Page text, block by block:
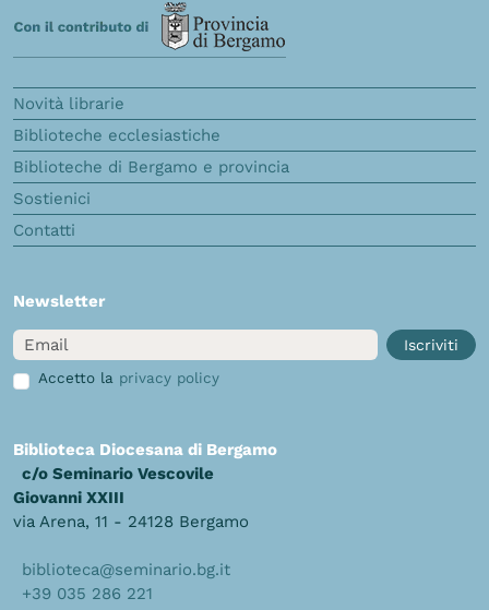
Novità librarie
Biblioteche ecclesiastiche
Biblioteche di Bergamo e provincia
Sostienici
Contatti
Newsletter
Email
Iscriviti
Accetto la privacy policy
Biblioteca Diocesana di Bergamo
c/o Seminario Vescovile
Giovanni XXIII
via Arena, 11 - 24128 Bergamo
biblioteca@seminario.bg.it
+39 035 286 221